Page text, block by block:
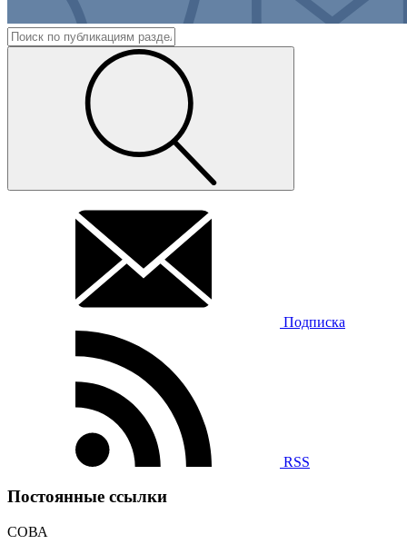
Подписка
RSS
Постоянные ссылки
СОВА